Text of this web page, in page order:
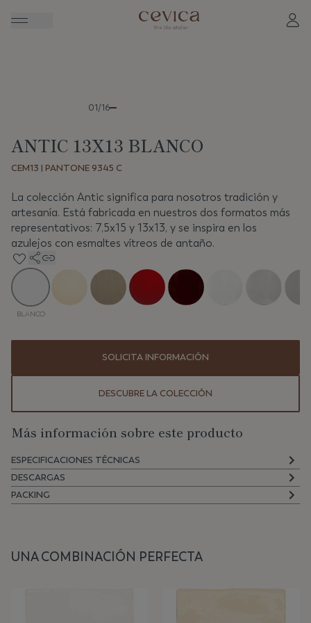
01/16
ANTIC 13X13 BLANCO
CEM13 | PANTONE 9345 C
La colección Antic significa para nosotros tradición y
artesanía. Está fabricada en nuestros dos formatos más
representativos: 7,5x15 y 13x13, y se inspira en los
azulejos con esmaltes vítreos de antaño.
BLANCO
SOLICITA INFORMACIÓN
DESCUBRE LA COLECCIÓN
Más información sobre este producto
ESPECIFICACIONES TÉCNICAS
DESCARGAS
PACKING
UNA COMBINACIÓN PERFECTA